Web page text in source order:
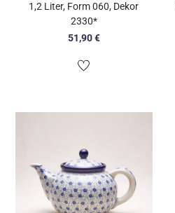
1,2 Liter, Form 060, Dekor
2330*
51,90€